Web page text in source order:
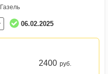
Газель
06.02.2025
2400 руб.